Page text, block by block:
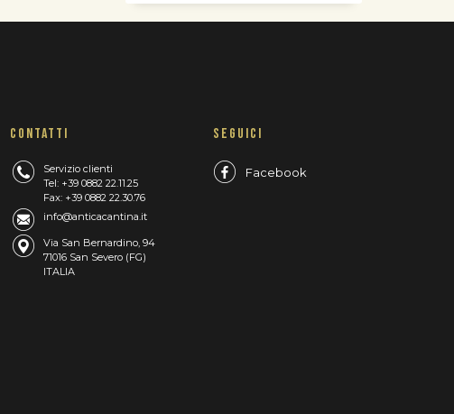
CONTATTI
Servizio clienti
Tel: +39 0882 22.11.25
Fax: +39 0882 22.30.76
info@anticacantina.it
Via San Bernardino, 94
71016 San Severo (FG)
ITALIA
SEGUICI
Facebook